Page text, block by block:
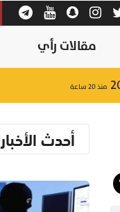
مقالات رأي
منذ ٢٠ ساعة
أحدث الأخبار